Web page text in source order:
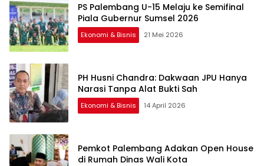
PS Palembang U-15 Melaju ke Semifinal
Piala Gubernur Sumsel 2026
Ekonomi & Bisnis 21 Mei 2026
PH Husni Chandra: Dakwaan JPU Hanya
Narasi Tanpa Alat Bukti Sah
Ekonomi & Bisnis 14 April 2026
Pemkot Palembang Adakan Open House
di Rumah Dinas Wali Kota